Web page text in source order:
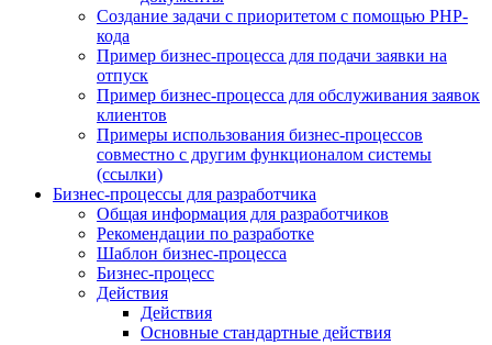
Создание задачи с приоритетом с помощью PHP-
кода
Пример бизнес-процесса для подачи заявки на
отпуск
Пример бизнес-процесса для обслуживания заявок
клиентов
Примеры использования бизнес-процессов
совместно с другим функционалом системы
(ссылки)
Бизнес-процессы для разработчика
Общая информация для разработчиков
Рекомендации по разработке
Шаблон бизнес-процесса
Бизнес-процесс
Действия
Действия
Основные стандартные действия